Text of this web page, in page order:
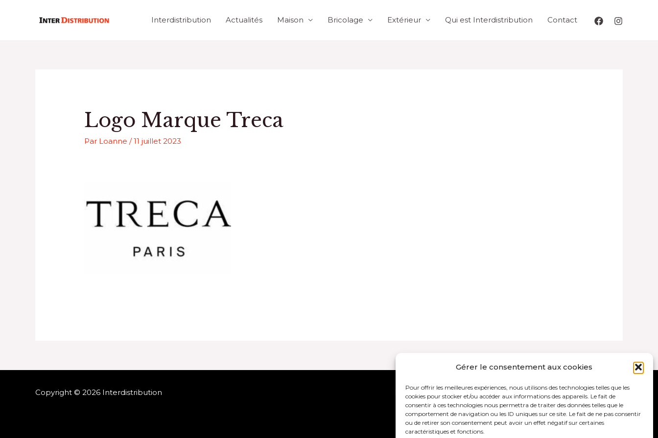
Gérer le consentement aux cookies
Pour offrir les meilleures expériences, nous utilisons des technologies telles que les
cookies pour stocker et/ou accéder aux informations des appareils. Le fait de
consentir à ces technologies nous permettra de traiter des données telles que le
comportement de navigation ou les ID uniques sur ce site. Le fait de ne pas consentir
ou de retirer son consentement peut avoir un effet négatif sur certaines
caractéristiques et fonctions.
Interdistribution Actualités Maison Bricolage Extérieur Qui est Interdistribution Contact
Logo Marque Treca
Par Loanne/11 juillet 2023
Copyright © 2026 Interdistribution Mentions légales et politique de confidentialité